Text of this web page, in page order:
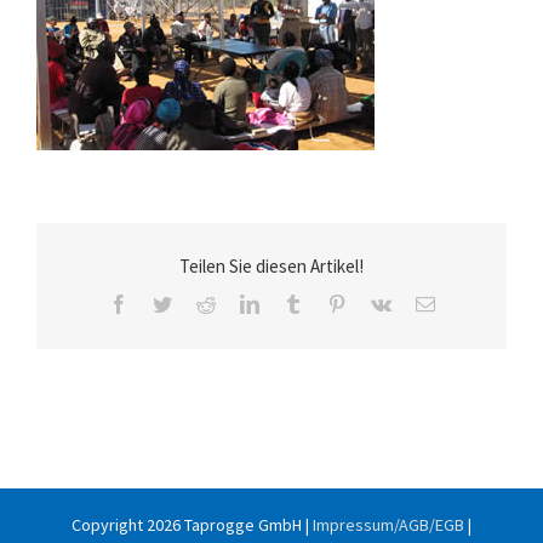
Teilen Sie diesen Artikel!
Facebook
TwitterRedditLinkedInTumblr Pinterest
Vk
E-
Copyright 2026 Taprogge GmbH | Impressum/AGB/EGB |